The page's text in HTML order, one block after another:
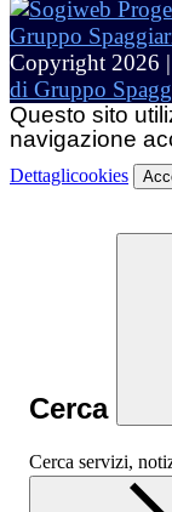
Copyright 2026 |
di Gruppo
Questo sito
navigazione
Dettaglicookies
Cerca
Cerca servizi,